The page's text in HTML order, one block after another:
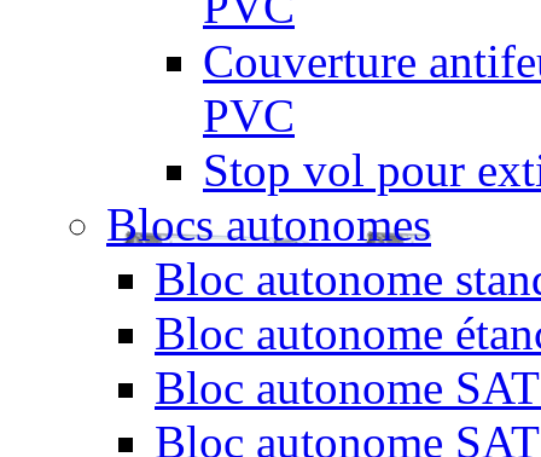
Couverture
PVC
Stop vol pour
Blocs autonomes
Bloc autonome
Bloc autonome
Bloc autonome
Bloc autonome